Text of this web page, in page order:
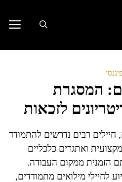
המסגרת
לזכאות
חיילים רבים נדרשים להתמודד
ואתגרים כלכליים
הזמנית ממקום העבודה.
לחיילי מילואים מתמודדים,